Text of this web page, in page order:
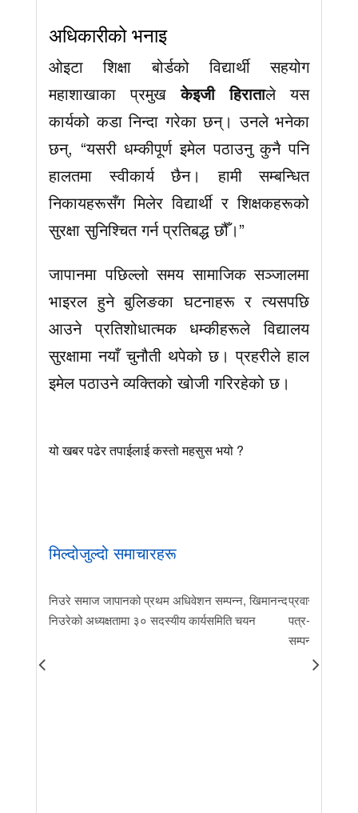
अधिकारीको भनाइ
ओइटा शिक्षा बोर्डको विद्यार्थी सहयोग
महाशाखाका प्रमुखकेइजी हिराताले यस
कार्यको कडा निन्दा गरेका छन्। उनले भनेका
छन्, “यसरी धम्कीपूर्ण इमेल पठाउनु कुनै पनि
हालतमा स्वीकार्य छैन। हामी सम्बन्धित
निकायहरूसँग मिलेर विद्यार्थी र शिक्षकहरूको
सुरक्षा सुनिश्चित गर्न प्रतिबद्ध छौँ।”
जापानमा पछिल्लो समय सामाजिक सञ्जालमा
भाइरल हुने बुलिङका घटनाहरू र त्यसपछि
आउने प्रतिशोधात्मक धम्कीहरूले विद्यालय
सुरक्षामा नयाँ चुनौती थपेको छ। प्रहरीले हाल
इमेल पठाउने व्यक्तिको खोजी गरिरहेको छ।
यो खबर पढेर तपाईलाई कस्तो महसुस भयो ?
मिल्दोजुल्दो समाचारहरू
निउरे समाज जापानको प्रथम अधिवेशन सम्पन्न, खिमानन्द
निउरेको अध्यक्षतामा ३० सदस्यीय कार्यसमिति चयन
प्रवास र
पत्र-२०२६
सम्पन्न